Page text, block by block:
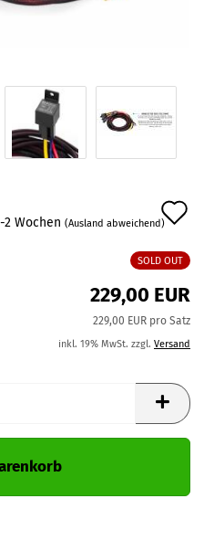
Wochen (Ausland abweichend)
SOLD OUT
229,00 EUR
229,00 EUR pro Satz
inkl. 19% MwSt. zzgl. Versand